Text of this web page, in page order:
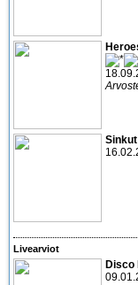
Livearviot
Disco